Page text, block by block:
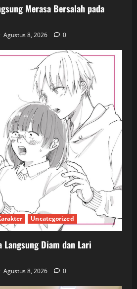
Merasa Bersalah pada
Agustus 8, 2026 0
Uncategorized
Langsung Diam dan Lari
Agustus 8, 2026 0